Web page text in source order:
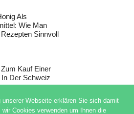
Als
Wie Man
Sinnvoll
Kauf Einer
Der Schweiz
unserer Webseite erklären Sie sich damit
Cookies verwenden um Ihnen die